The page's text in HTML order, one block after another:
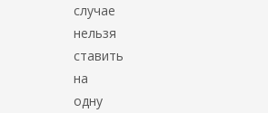
случае
нельзя
ставить
на
одну